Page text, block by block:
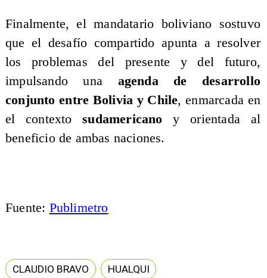
Finalmente, el mandatario boliviano sostuvo
que el desafío compartido apunta a resolver
los problemas del presente y del futuro,
impulsando una agenda de desarrollo
conjunto entre Bolivia y Chile, enmarcada en
el contextosudamericano y orientada al
beneficio de ambas naciones.
Fuente: Publimetro
CLAUDIO BRAVO
HUALQUI